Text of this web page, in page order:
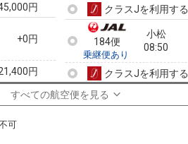
円
+0円
円
クラスJを利用する
184便
乗継便あり
小松
08:50
クラスJを利用する
184便
すべての航空便を見る
可